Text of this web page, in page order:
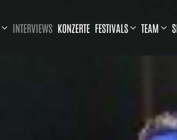
INTERVIEWS KONZERTE FESTIVALS TEAM